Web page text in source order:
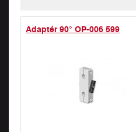
Adaptér 90° OP-006 599